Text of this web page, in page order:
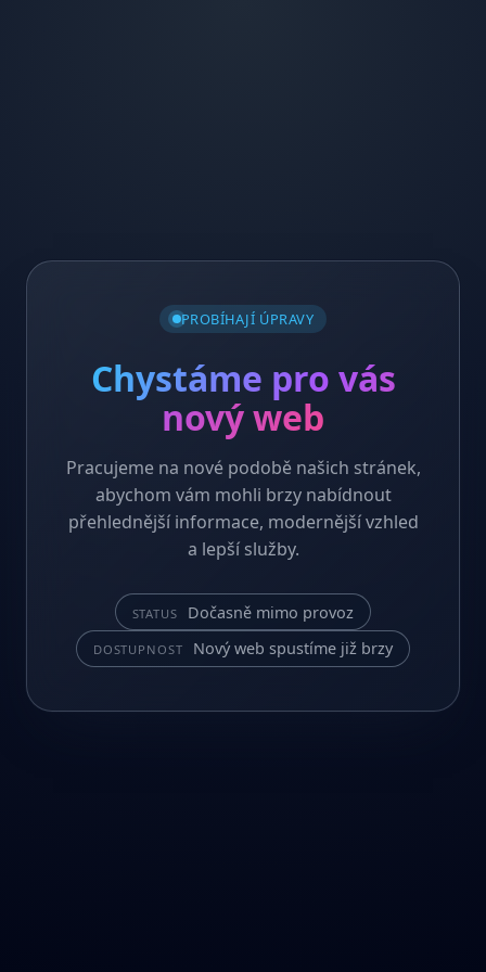
PROBÍHAJÍ ÚPRAVY
Chystáme pro vás
nový web
Pracujeme na nové podobě našich stránek,
abychom vám mohli brzy nabídnout
přehlednější informace, modernější vzhled
a lepší služby.
STATUS Dočasně mimo provoz
DOSTUPNOST Nový web spustíme již brzy